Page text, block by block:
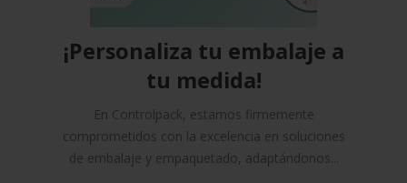
¡Personaliza tu embalaje a
tu medida!
En Controlpack, estamos firmemente
comprometidos con la excelencia en soluciones
de embalaje y empaquetado, adaptándonos...